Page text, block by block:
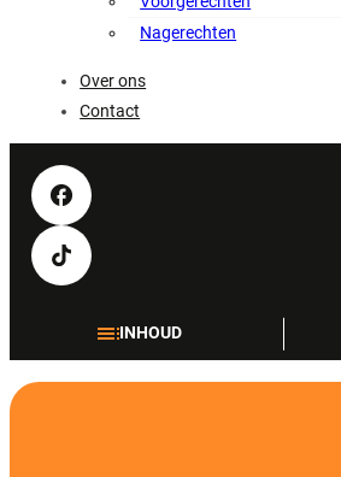
Nagerechten
Over ons
Contact
INHOUD